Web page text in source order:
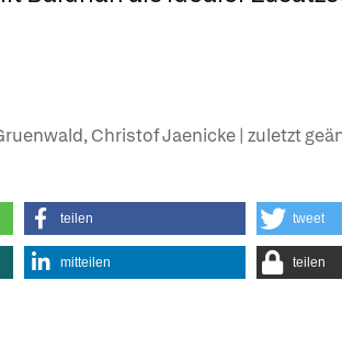
Christof Jaenicke | zuletzt
teilen tweet
mitteilen teilen